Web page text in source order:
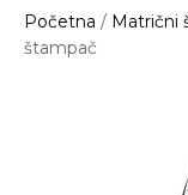
Početna / Matrični
štampač